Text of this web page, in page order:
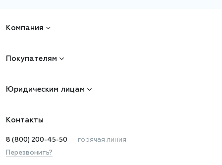
Компания
Покупателям
Юридическим лицам
Контакты
8 (800) 200-45-50 — горячая линия
Перезвонить?